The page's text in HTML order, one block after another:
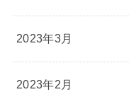
2023年3月
2023年2月